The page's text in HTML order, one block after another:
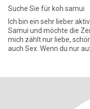
Suche Sie für koh samui
Ich bin ein sehr lieber
Samui und möchte die
mich zählt nur liebe,
auch Sex. Wenn du nur